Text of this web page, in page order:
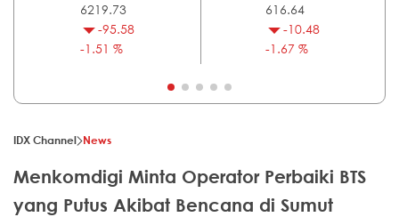
6219.73
-95.58
-1.51 %
616.64
-10.48
-1.67 %
IDX Channel News
Menkomdigi Minta Operator Perbaiki BTS
yang Putus Akibat Bencana di Sumut